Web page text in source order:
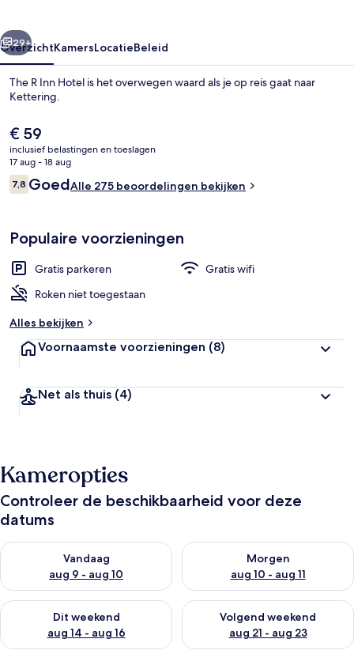
Volgende
29+
OverzichtKamersLocatieBeleid
The R Inn Hotel is het overwegen waard als je op reis gaat naar
Kettering.
De
huidige
prijs
is
€ 59
€ 59
inclusief belastingen en toeslagen
17 aug - 18 aug
Beoordelingen
7,87,8 op 10 –
GoedAlle 275 beoordelingen bekijken
Populaire voorzieningen
Gratis parkeren
Gratis wifi
Roken niet toegestaan
Alles bekijken
Voornaamste voorzieningen (8)
Net als thuis (4)
Kameropties
Controleer de beschikbaarheid voor deze
datums
Vandaag
aug 9 - aug 10
De beschikbaarheid controleren voor vanavond aug 9 - aug
Morgen
aug 10 - aug 11
De beschikbaarheid
Dit weekend
aug 14 - aug 16
De beschikbaarheid controleren voor dit weekend aug 14 -
Volgend weekend
aug 21 - aug 23
De beschikbaarheid